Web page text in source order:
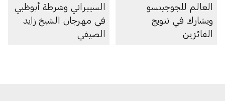
العالم للجوجيتسو
ويشارك في تتويج
الفائزين
السيبراني وشرطة أبوظبي
في مهرجان الشيخ زايد
الصيفي